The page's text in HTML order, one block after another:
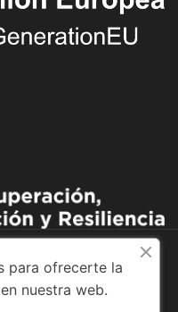
para ofrecerte la
nuestra web.